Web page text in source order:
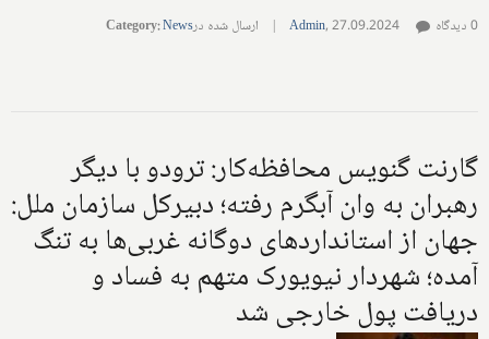
Admin,27.09.2024
| ارسال شده در Category:News 0 دیدگاه
گارنت گنویس محافظه‌کار: ترودو با دیگر
رهبران به وان آبگرم رفته؛ دبیرکل سازمان ملل:
جهان از استانداردهای دوگانه غربی‌ها به تنگ
آمده؛ شهردار نیویورک متهم به فساد و
دریافت پول خارجی شد